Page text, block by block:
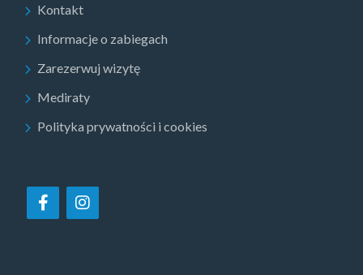
Kontakt
Informacje o zabiegach
Zarezerwuj wizytę
Mediraty
Polityka prywatności i cookies